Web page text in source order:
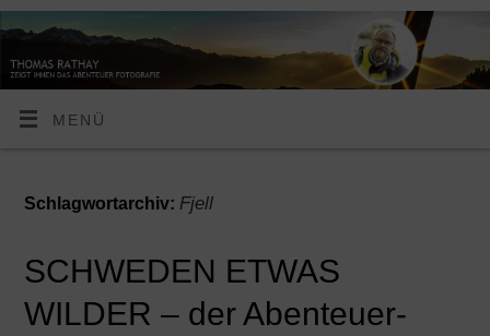
MENÜ
Schlagwortarchiv: Fjell
SCHWEDEN ETWAS
WILDER – der Abenteuer-